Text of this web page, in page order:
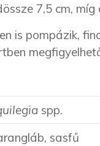
7,5 cm,
is pompázik,
spp.
sasfű